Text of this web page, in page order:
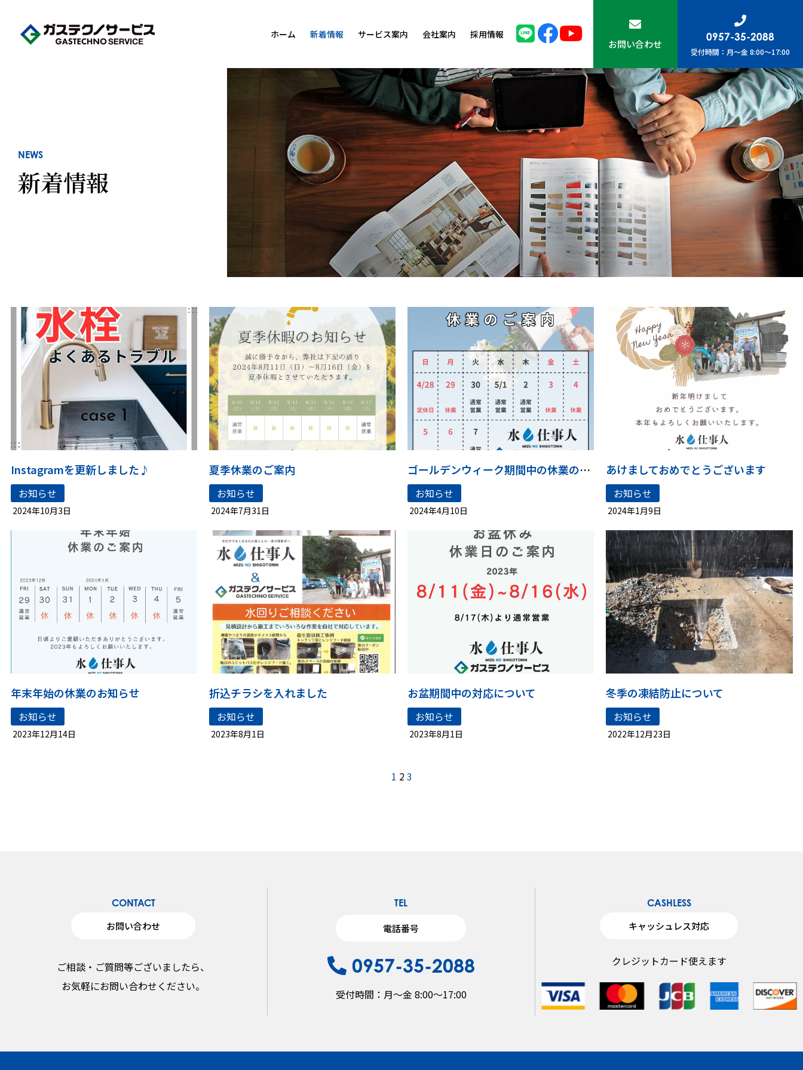
ホーム 新着情報 サービス案内 会社案内 採用情報
お問い合わせ
0957-35-2088
受付時間：月〜金 8:00～17:00
NEWS
新着情報
Instagramを更新しました♪
2024年10月3日
お知らせ
夏季休業のご案内
2024年7月31日
お知らせ
ゴールデンウィーク期間中の休業のご案内
2024年4月10日
お知らせ
あけましておめでとうございます
2024年1月9日
お知らせ
年末年始の休業のお知らせ
2023年12月14日
お知らせ
折込チラシを入れました
2023年8月1日
お知らせ
お盆期間中の対応について
2023年8月1日
お知らせ
冬季の凍結防止について
2022年12月23日
お知らせ
1 23
CONTACT
お問い合わせ
ご相談・ご質問等ございましたら、
お気軽にお問い合わせください。
TEL
電話番号
0957-35-2088
受付時間：月〜金 8:00～17:00
CASHLESS
キャッシュレス対応
クレジットカード使えます